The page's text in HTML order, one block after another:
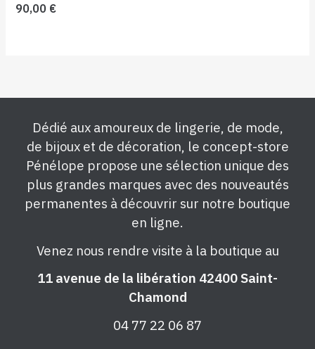
90,00 €
Dédié aux amoureux de lingerie, de mode,
de bijoux et de décoration, le concept-store
Pénélope propose une sélection unique des
plus grandes marques avec des nouveautés
permanentes à découvrir sur notre boutique
en ligne.
Venez nous rendre visite à la boutique au
11 avenue de la libération 42400 Saint-
Chamond
04 77 22 06 87